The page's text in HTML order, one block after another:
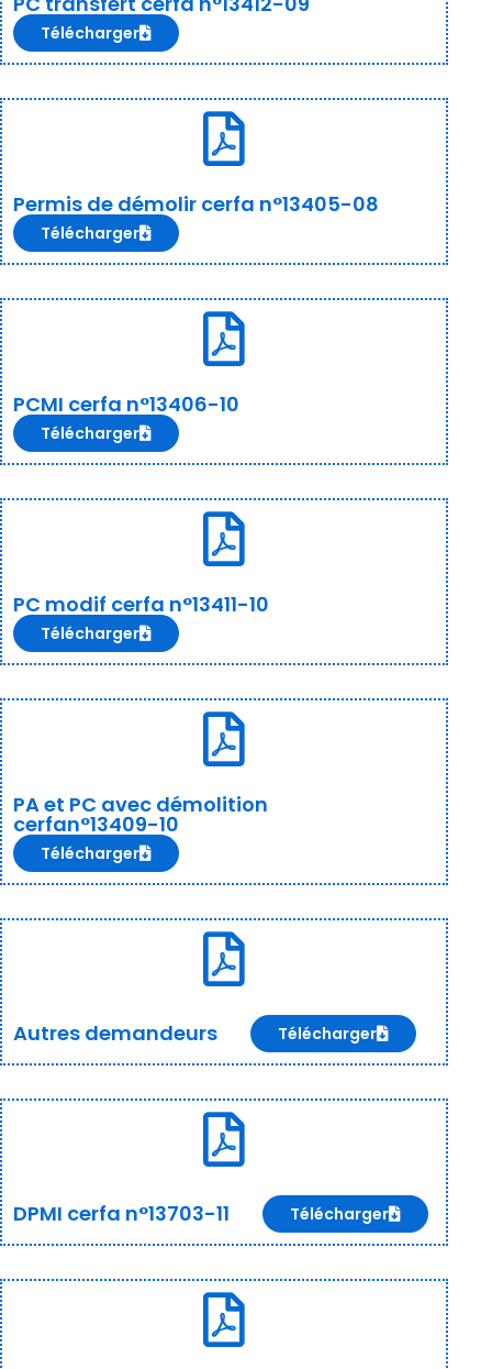
Télécharger
Permis de démolir cerfa n°13405-08
Télécharger
PCMI cerfa n°13406-10
Télécharger
PC modif cerfa n°13411-10
Télécharger
PA et PC avec démolition
cerfan°13409-10
Télécharger
Autres demandeurs Télécharger
DPMI cerfa n°13703-11 Télécharger